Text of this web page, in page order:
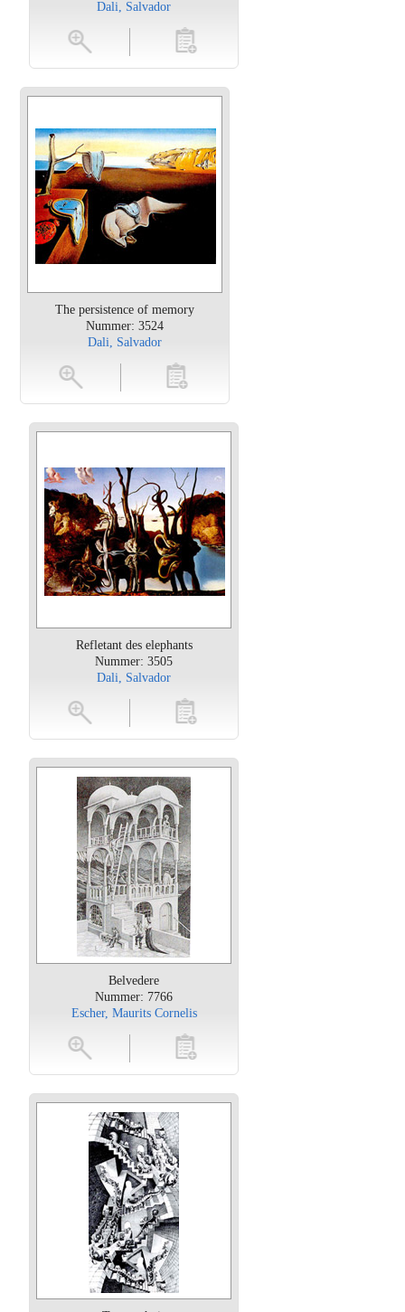
Dali, Salvador
toevoegen
The persistence of memory
Nummer: 3524
Dali, Salvador
toevoegen
Refletant des elephants
Nummer: 3505
Dali, Salvador
toevoegen
Belvedere
Nummer: 7766
Escher, Maurits Cornelis
toevoegen